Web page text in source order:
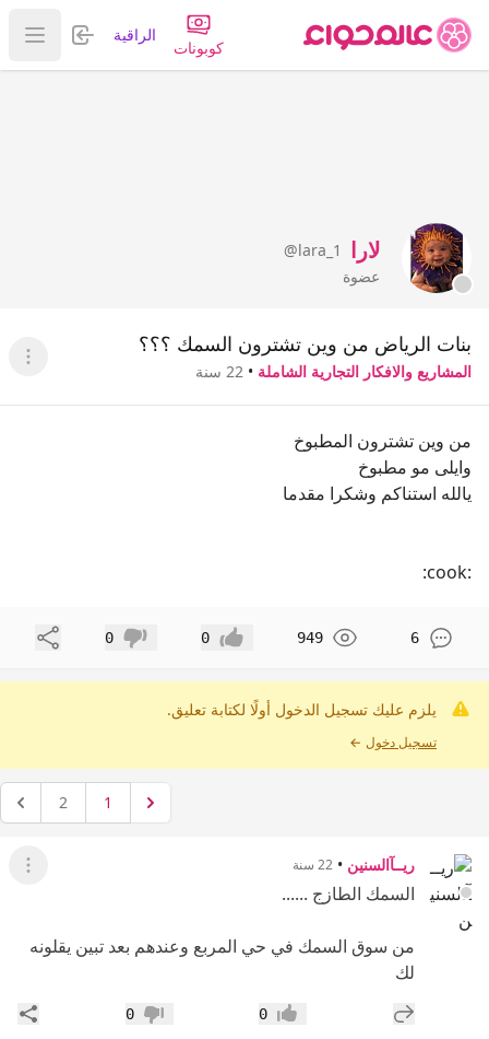
كوبونات
الراقية تسجيل
عرض
لارا
@lara_1
عضوة
بنات الرياض من وين تشترون السمك ؟؟؟
المشاريع والافكار التجارية الشاملة • 22 سنة عرض
من وين تشترون المطبوخ
وايلى مو مطبوخ
يالله استناكم وشكرا مقدما
:cook:
6
949 إعجاب 0 عدم إعجاب
0 مشاركة
يلزم عليك تسجيل الدخول أولًا لكتابة تعليق.
تسجيل دخول ←
1
2
ريــآالسنين • 22 سنة عرض
السمك الطازج ......
من سوق السمك في حي المربع وعندهم بعد تبين يقلونه
لك
إضافة رد جديد إعجاب0 عدم إعجاب
0